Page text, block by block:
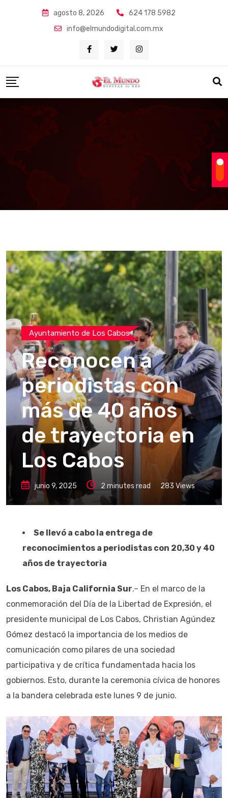
agosto 8, 2026
624 178 5982
info@elmundodigital.com.mx
Ayuntamiento de Los Cabos
Reconocen a
periodistas con
más de 40 años
de trayectoria en
Los Cabos
junio 9, 2025 2 minutes read 283 Views
Se llevó a cabo la entrega de
reconocimientos a periodistas con 20,30 y 40
años de trayectoria
Los Cabos, Baja California Sur.– En el marco de la
conmemoración del Día de la Libertad de Expresión, el
presidente municipal de Los Cabos, Christian Agúndez
Gómez destacó la importancia de los medios de
comunicación como pilares de una sociedad
participativa y de crítica fundamentada hacia los
gobiernos. Esto, durante la ceremonia cívica de honores
a la bandera celebrada este lunes 9 de junio.